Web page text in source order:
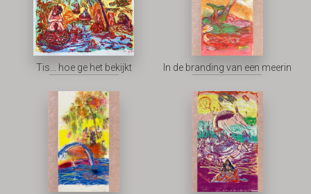
Tis... hoe ge het bekijkt In de branding van een meerin